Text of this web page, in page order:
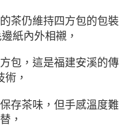
茶仍維持四方包的包裝
紙內外相襯，
包 ，這是福建安溪的傳
術 ，
存茶味，但手感溫度難
，